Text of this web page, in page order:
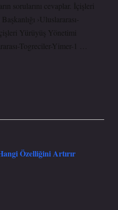
sorularını cevaplar. İçişleri
›Uluslararası-
Yürüyüş Yönetimi
Togreciler-Yimer-1 …
Özelliğini Artırır